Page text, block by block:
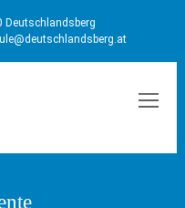
Deutschlandsberg